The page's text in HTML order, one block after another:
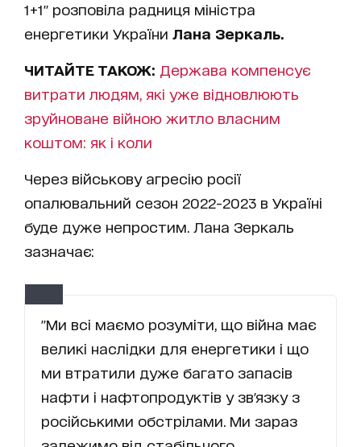
1+1" розповіла радниця міністра
енергетики України Лана Зеркаль.
ЧИТАЙТЕ ТАКОЖ: Держава компенсує
витрати людям, які уже відновлюють
зруйноване війною житло власним
коштом: як і коли
Через військову агресію росії
опалювальний сезон 2022-2023 в Україні
буде дуже непростим. Лана Зеркаль
зазначає:
"Ми всі маємо розуміти, що війна має
великі наслідки для енергетики і що
ми втратили дуже багато запасів
нафти і нафтопродуктів у зв'язку з
російськими обстрілами. Ми зараз